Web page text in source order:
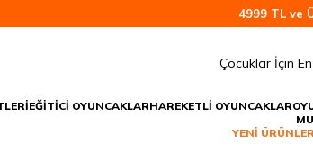
4999 TL ve
EĞİTİCİ OYUNCAKLARHAREKETLİ OYUNCAKLAR
YENİ